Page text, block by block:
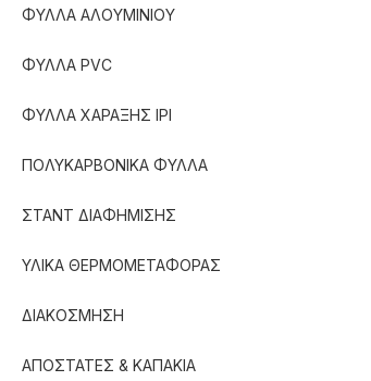
ΦΥΛΛΑ ΑΛΟΥΜΙΝΙΟΥ
ΦΥΛΛΑ PVC
ΦΥΛΛΑ ΧΑΡΑΞΗΣ IPI
ΠΟΛΥΚΑΡΒΟΝΙΚΑ ΦΥΛΛΑ
ΣΤΑΝΤ ΔΙΑΦΗΜΙΣΗΣ
ΥΛΙΚΑ ΘΕΡΜΟΜΕΤΑΦΟΡΑΣ
ΔΙΑΚΟΣΜΗΣΗ
ΑΠΟΣΤΑΤΕΣ & ΚΑΠΑΚΙΑ